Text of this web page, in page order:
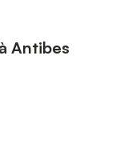
Antibes